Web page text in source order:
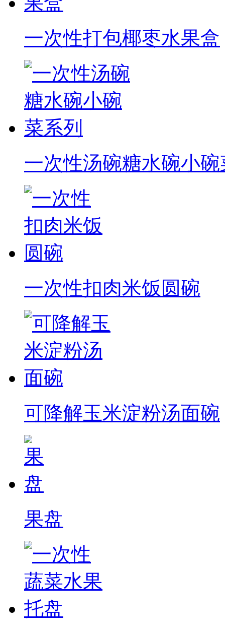
一次性打包椰枣水果盒
一次性汤碗糖水碗小
一次性扣肉米饭圆碗
可降解玉米淀粉汤面碗
果盘